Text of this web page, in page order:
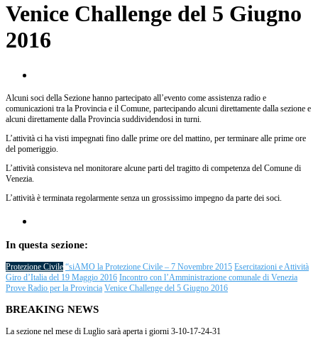
Venice Challenge del 5 Giugno
2016
Alcuni soci della Sezione hanno partecipato all’evento come assistenza radio e
comunicazioni tra la Provincia e il Comune, partecipando alcuni direttamente dalla sezione e
alcuni direttamente dalla Provincia suddividendosi in turni.
L’attività ci ha visti impegnati fino dalle prime ore del mattino, per terminare alle prime ore
del pomeriggio.
L’attività consisteva nel monitorare alcune parti del tragitto di competenza del Comune di
Venezia.
L’attività è terminata regolarmente senza un grossissimo impegno da parte dei soci.
In questa sezione:
Protezione Civile “siAMO la Protezione Civile – 7 Novembre 2015 Esercitazioni e Attività
Giro d’Italia del 19 Maggio 2016 Incontro con l’Amministrazione comunale di Venezia
Prove Radio per la Provincia Venice Challenge del 5 Giugno 2016
BREAKING NEWS
La sezione nel mese di Luglio sarà aperta i giorni 3-10-17-24-31